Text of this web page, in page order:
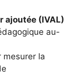
ajoutée (IVAL)
au-
mesurer la